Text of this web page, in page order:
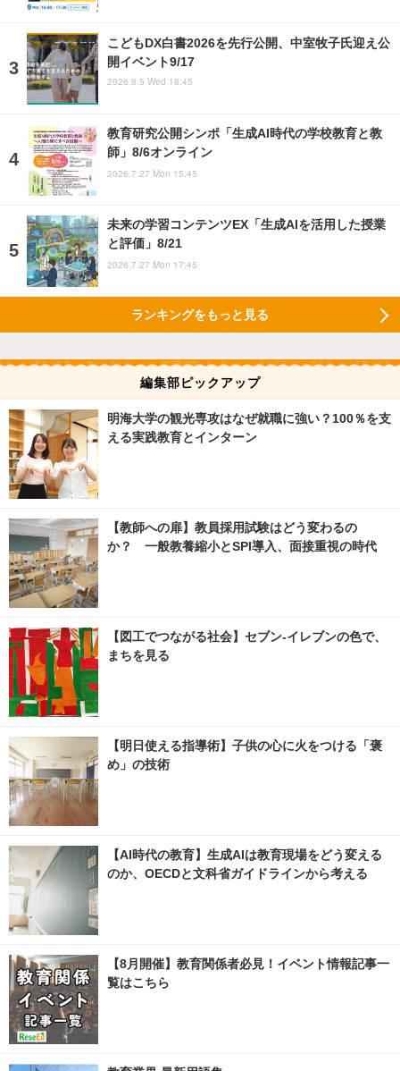
こどもDX白書2026を先行公開、中室牧子氏迎え公
開イベント9/17
2026.8.5 Wed 18:45
教育研究公開シンポ「生成AI時代の学校教育と教
師」8/6オンライン
2026.7.27 Mon 15:45
未来の学習コンテンツEX「生成AIを活用した授業
と評価」8/21
2026.7.27 Mon 17:45
ランキングをもっと見る
編集部ピックアップ
明海大学の観光専攻はなぜ就職に強い？100％を支
える実践教育とインターン
【教師への扉】教員採用試験はどう変わるの
か？ 一般教養縮小とSPI導入、面接重視の時代
【図工でつながる社会】セブン‐イレブンの色で、
まちを見る
【明日使える指導術】子供の心に火をつける「褒
め」の技術
【AI時代の教育】生成AIは教育現場をどう変える
のか、OECDと文科省ガイドラインから考える
【8月開催】教育関係者必見！イベント情報記事一
覧はこちら